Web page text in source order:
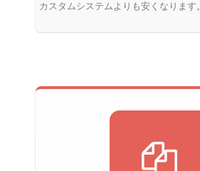
カスタムシステムよりも安くなります。